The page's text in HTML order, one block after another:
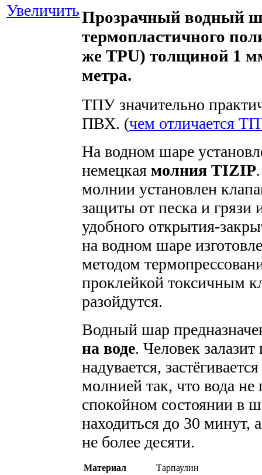
УвеличитьПрозрачный водный
термопластичного
же TPU) толщиной 1
метра.
ТПУ значительно
ПВХ. (чем отличается
На водном шаре
немецкая молния TIZIP
молнии установлен
защиты от песка и грязи
удобного открытия-
на водном шаре
методом
проклейкой токсичным
разойдутся.
Водный шар
на воде. Человек
надувается,
молнией так, что вода не
спокойном состоянии в
находиться до 30 минут,
не более десяти.
Материал
Тарпаулин